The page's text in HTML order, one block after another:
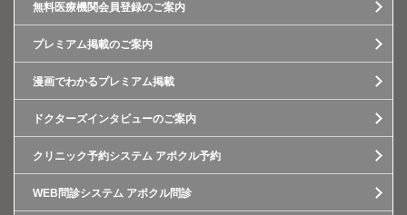
無料医療機関会員登録のご案内
プレミアム掲載のご案内
漫画でわかるプレミアム掲載
ドクターズインタビューのご案内
クリニック予約システム アポクル予約
WEB問診システム アポクル問診